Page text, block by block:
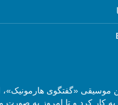
آغاز به کار کرد و تا امروز به